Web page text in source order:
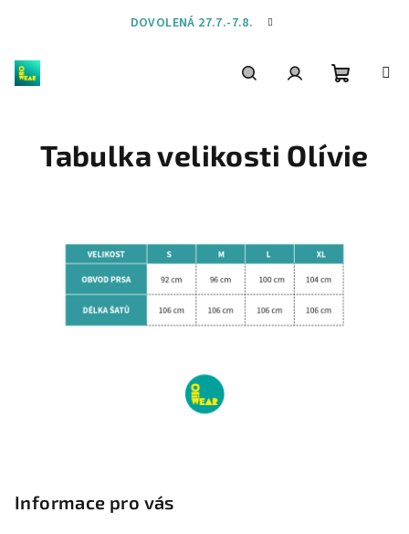
DOVOLENÁ 27.7.-7.8.
košík
Tabulka velikosti Olívie
Informace pro vás